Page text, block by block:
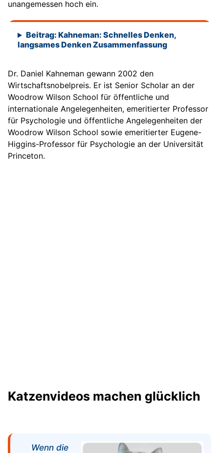
unangemessen hoch ein.
Beitrag: Kahneman: Schnelles Denken,
langsames Denken Zusammenfassung
Dr. Daniel Kahneman gewann 2002 den
Wirtschaftsnobelpreis. Er ist Senior Scholar an der
Woodrow Wilson School für öffentliche und
internationale Angelegenheiten, emeritierter Professor
für Psychologie und öffentliche Angelegenheiten der
Woodrow Wilson School sowie emeritierter Eugene-
Higgins-Professor für Psychologie an der Universität
Princeton.
Katzenvideos machen glücklich
Wenn die